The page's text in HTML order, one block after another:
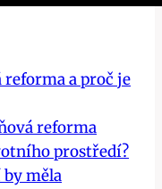
reforma a proč je
reforma
prostředí?
měla